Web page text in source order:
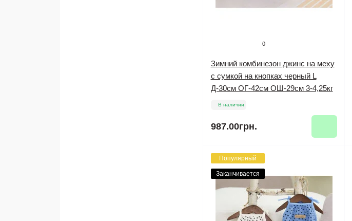
0
Зимний комбинезон джинс на меху
с сумкой на кнопках черный L
Д-30см ОГ-42см ОШ-29см 3-4,25кг
В наличии
987.00грн.
Популярный
Заканчивается